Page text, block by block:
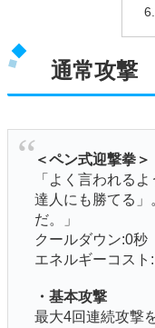
通常攻撃
＜ペン式迎撃拳＞
「よく言われる
達人にも勝てる
だ。」
クールダウン:0秒
エネルギーコスト
・基本攻撃
最大4回連続攻撃